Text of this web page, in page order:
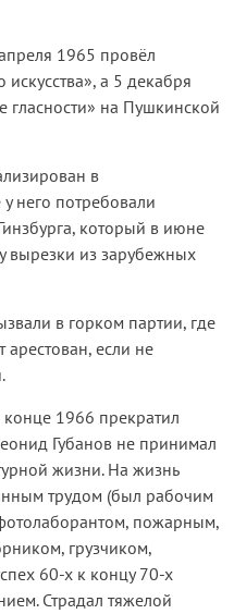
1965 провёл
а 5 декабря
гласности» на Пушкинской
в
него потребовали
который в июне
вырезки из зарубежных
в горком партии, где
арестован, если не
1966 прекратил
Губанов не принимал
жизни. На жизнь
трудом (был рабочим
пожарным,
грузчиком,
60-х к концу 70-х
Страдал тяжелой